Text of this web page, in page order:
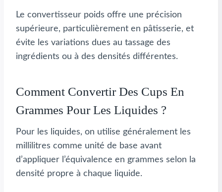
Le convertisseur poids offre une précision
supérieure, particulièrement en pâtisserie, et
évite les variations dues au tassage des
ingrédients ou à des densités différentes.
Comment Convertir Des Cups En
Grammes Pour Les Liquides ?
Pour les liquides, on utilise généralement les
millilitres comme unité de base avant
d’appliquer l’équivalence en grammes selon la
densité propre à chaque liquide.